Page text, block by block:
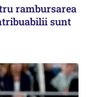
rambursarea
sunt